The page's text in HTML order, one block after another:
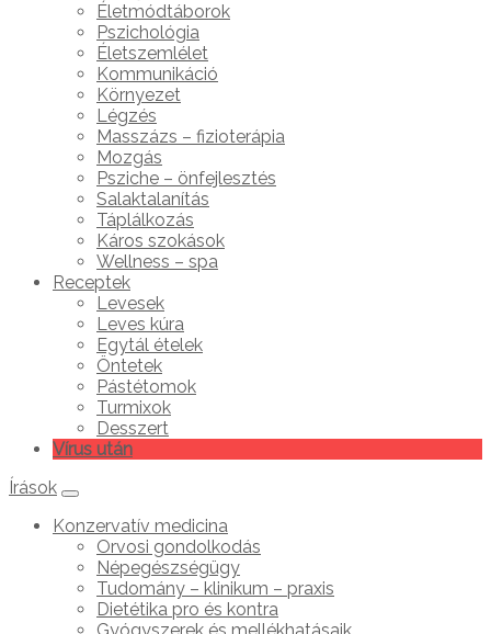
Életmódtáborok
Pszichológia
Életszemlélet
Kommunikáció
Környezet
Légzés
Masszázs – fizioterápia
Mozgás
Psziche – önfejlesztés
Salaktalanítás
Táplálkozás
Káros szokások
Wellness – spa
Receptek
Levesek
Leves kúra
Egytál ételek
Öntetek
Pástétomok
Turmixok
Desszert
Vírus után
Írások
Konzervatív medicina
Orvosi gondolkodás
Népegészségügy
Tudomány – klinikum – praxis
Dietétika pro és kontra